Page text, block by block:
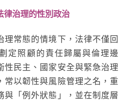
律治理的性別政治
理常態的情境下，法律不僅回
定照顧的責任歸屬與倫理邊
性民主、國家安全與緊急治理
常以韌性與風險管理之名，重
與「例外狀態」，並在制度層